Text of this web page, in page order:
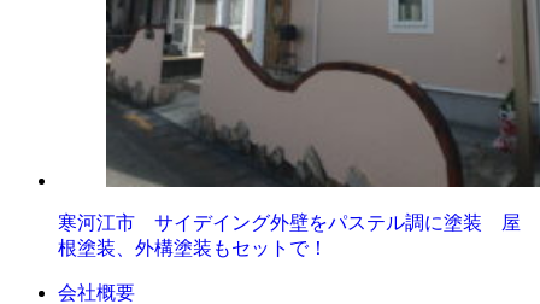
寒河江市 サイデイング外壁をパステル調に塗装 屋
根塗装、外構塗装もセットで！
会社概要